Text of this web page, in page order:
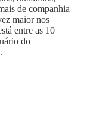
de companhia
maior nos
entre as 10
do